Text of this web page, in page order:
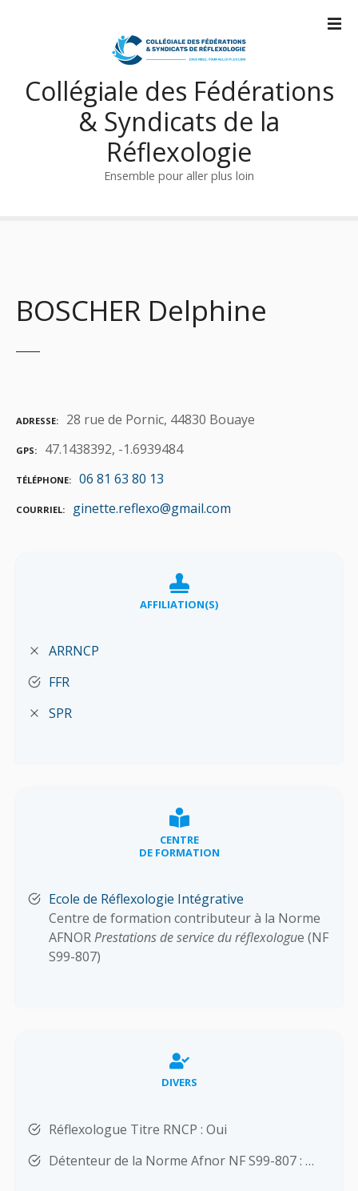
Collégiale des Fédérations
& Syndicats de la
Réflexologie
Ensemble pour aller plus loin
BOSCHER Delphine
ADRESSE 28 rue de Pornic, 44830 Bouaye
GPS 47.1438392, -1.6939484
TÉLÉPHONE 06 81 63 80 13
COURRIEL ginette.reflexo@gmail.com
AFFILIATION(S)
ARRNCP
FFR
SPR
CENTRE
DE FORMATION
Ecole de Réflexologie Intégrative
Centre de formation contributeur à la Norme
AFNORPrestations de service du réflexologue (NF
S99-807)
DIVERS
Réflexologue Titre RNCP : Oui
Détenteur de la Norme Afnor NF S99-807 : …